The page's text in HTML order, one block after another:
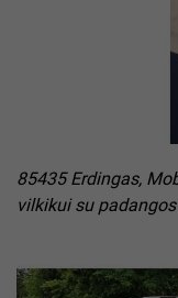
85435 Erdingas,
vilkikui su